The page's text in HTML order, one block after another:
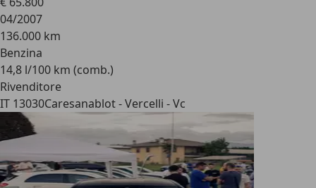
04/2007
136.000 km
Benzina
14,8 l/100 km (comb.)
Rivenditore
IT 13030Caresanablot - Vercelli - Vc